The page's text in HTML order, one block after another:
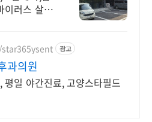
이러스 살균
광고
과의원
평일 야간진료, 고양스타필드